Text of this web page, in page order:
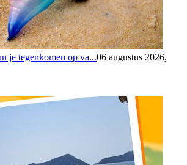
je tegenkomen op va...06 augustus 2026,